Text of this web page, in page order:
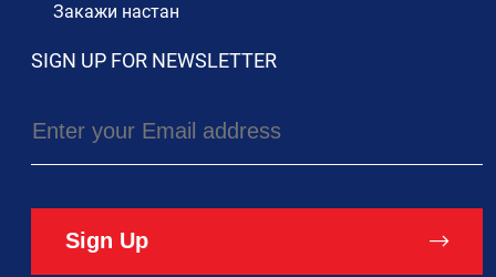
Закажи настан
SIGN UP FOR NEWSLETTER
Sign Up